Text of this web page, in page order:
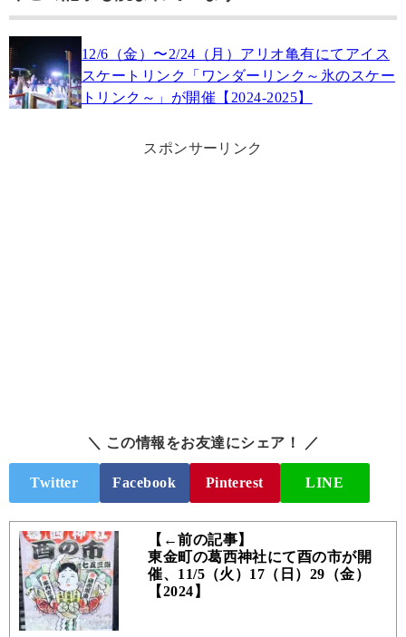
12/6（金）〜2/24（月）アリオ亀有にてアイス
スケートリンク「ワンダーリンク～氷のスケー
トリンク～」が開催【2024-2025】
スポンサーリンク
＼ この情報をお友達にシェア！ ／
Twitter Facebook Pinterest LINE
【←前の記事】
東金町の葛西神社にて酉の市が開
催、11/5（火）17（日）29（金）
【2024】